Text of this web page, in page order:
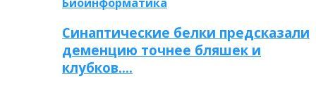
Синаптические белки предсказали
деменцию точнее бляшек и
клубков….